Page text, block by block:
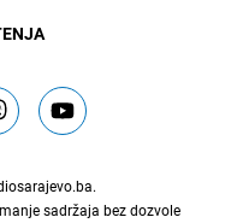
.
sadržaja bez dozvole